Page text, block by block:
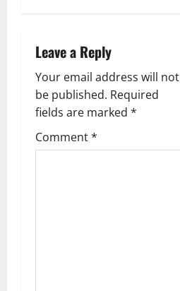
v
i
g
a
t
Leave a Reply
Your email address will not
be published. Required
fields are marked *
Comment*